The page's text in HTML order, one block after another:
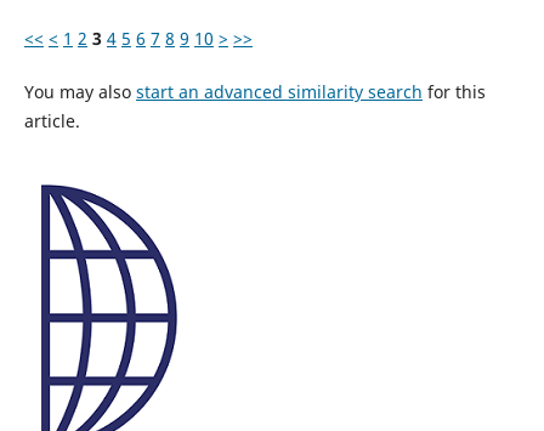
<< < 1 2 3 4 5 6 7 8 9 10 > >>
You may also start an advanced similarity search for this
article.